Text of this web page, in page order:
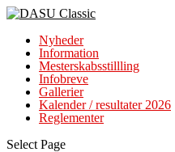
Nyheder
Information
Mesterskabsstillling
Infobreve
Gallerier
Kalender / resultater 2026
Reglementer
Select Page